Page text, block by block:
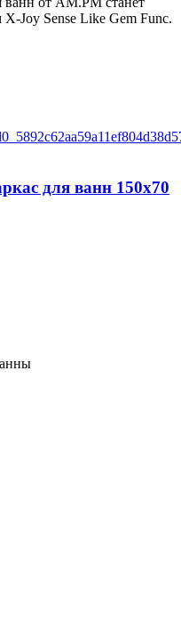
Joy Sense Like Gem Func.
для ванн 150х70